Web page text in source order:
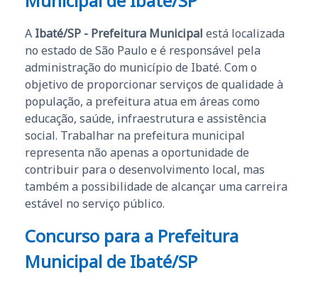
A Ibaté/SP - Prefeitura Municipal está localizada
no estado de São Paulo e é responsável pela
administração do município de Ibaté. Com o
objetivo de proporcionar serviços de qualidade à
população, a prefeitura atua em áreas como
educação, saúde, infraestrutura e assistência
social. Trabalhar na prefeitura municipal
representa não apenas a oportunidade de
contribuir para o desenvolvimento local, mas
também a possibilidade de alcançar uma carreira
estável no serviço público.
Concurso para a Prefeitura
Municipal de Ibaté/SP